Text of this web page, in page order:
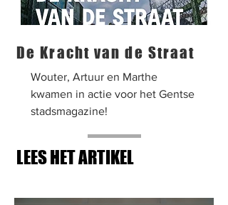
De Kracht van de Straat
Wouter, Artuur en Marthe
kwamen in actie voor het Gentse
stadsmagazine!
LEES HET ARTIKEL